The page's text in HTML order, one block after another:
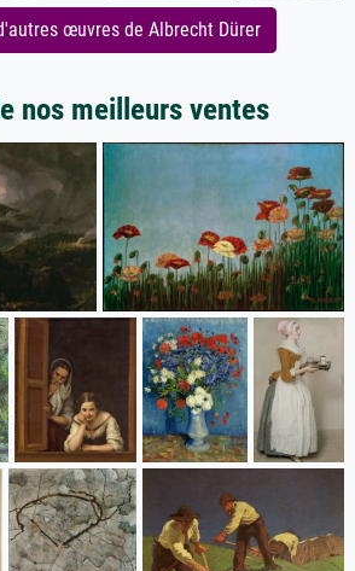
œuvres de Albrecht Dürer
nos meilleurs ventes